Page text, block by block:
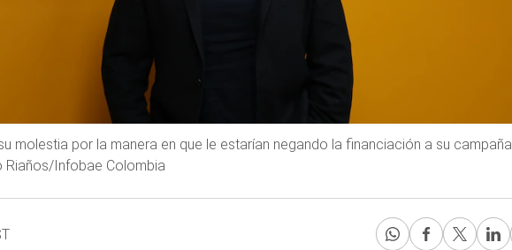
molestia por la manera en que le estarían negando la financiación a su campaña
Infobae Colombia